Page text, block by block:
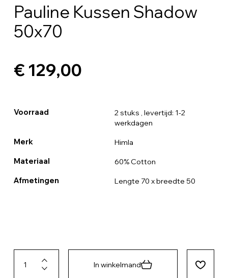
Pauline Kussen Shadow
50x70
€ 129,00
Voorraad 2 stuks , levertijd: 1-2
werkdagen
Merk Himla
Materiaal 60% Cotton
Afmetingen Lengte 70 x breedte 50
In winkelmand